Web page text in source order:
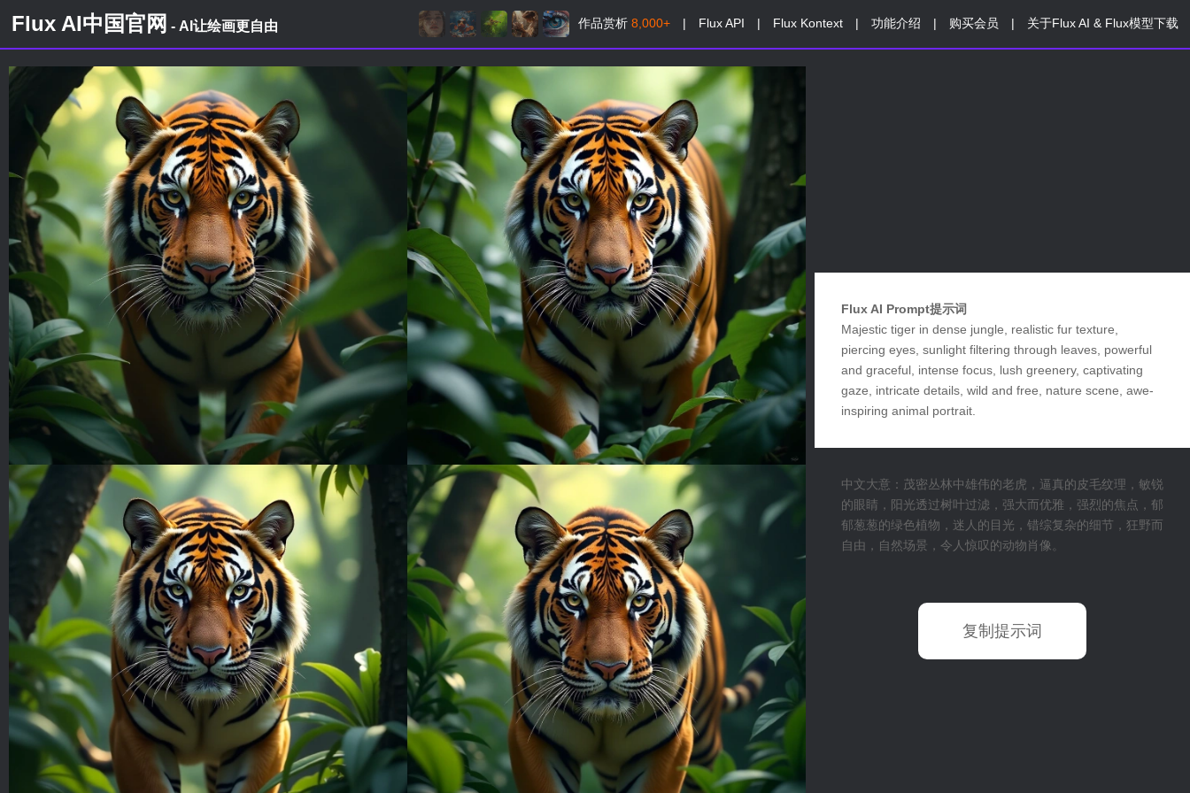
Flux AI中国官网 - AI让绘画更自由 作品赏析 8,000+ | Flux API | Flux Kontext | 功能介绍 | 购买会员 | 关于Flux AI & Flux模型下载
Flux AI Prompt提示词
Majestic tiger in dense jungle, realistic fur texture,
piercing eyes, sunlight filtering through leaves, powerful
and graceful, intense focus, lush greenery, captivating
gaze, intricate details, wild and free, nature scene, awe-
inspiring animal portrait.
中文大意：茂密丛林中雄伟的老虎，逼真的皮毛纹理，敏锐
的眼睛，阳光透过树叶过滤，强大而优雅，强烈的焦点，郁
郁葱葱的绿色植物，迷人的目光，错综复杂的细节，狂野而
自由，自然场景，令人惊叹的动物肖像。
复制提示词